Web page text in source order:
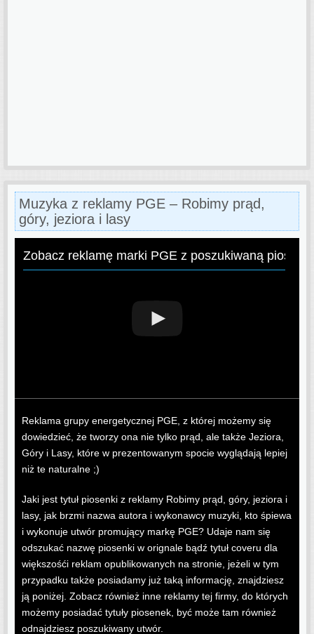
Muzyka z reklamy PGE – Robimy prąd,
góry, jeziora i lasy
Zobacz reklamę marki PGE z poszukiwaną
Reklama grupy energetycznej PGE, z której możemy się
dowiedzieć, że tworzy ona nie tylko prąd, ale także Jeziora,
Góry i Lasy, które w prezentowanym spocie wyglądają lepiej
niż te naturalne ;)
Jaki jest tytuł piosenki z reklamy Robimy prąd, góry, jeziora i
lasy, jak brzmi nazwa autora i wykonawcy muzyki, kto śpiewa
i wykonuje utwór promujący markę PGE? Udaje nam się
odszukać nazwę piosenki w orignale bądź tytuł coveru dla
większośći reklam opublikowanych na stronie, jeżeli w tym
przypadku także posiadamy już taką informację, znajdziesz
ją poniżej. Zobacz również inne reklamy tej firmy, do których
możemy posiadać tytuły piosenek, być może tam również
odnajdziesz poszukiwany utwór.